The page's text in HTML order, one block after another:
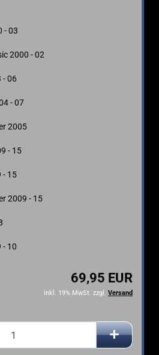
- 03
2000 - 02
- 06
- 07
2005
- 15
- 15
2009 - 15
- 10
69,95 EUR
inkl. 19% MwSt. zzgl. Versand